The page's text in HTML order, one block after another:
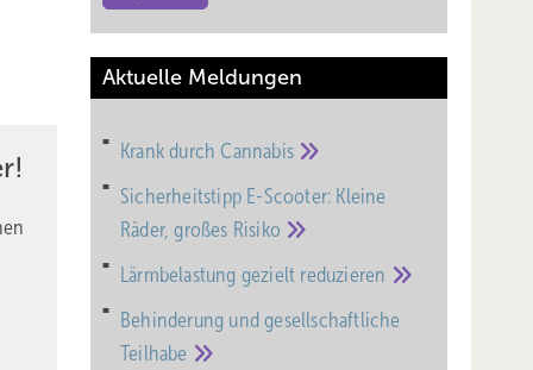
Aktuelle Meldungen
Krank durchCannabis
Sicherheitstipp E-Scooter: Kleine
Räder, großes Risiko
Lärmbelastung gezielt reduzieren
Behinderung und gesell­schaft­liche
Teil­habe